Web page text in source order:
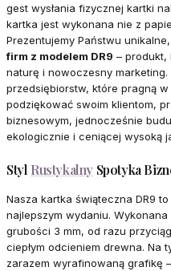
gest wysłania fizycznej kartki
kartka jest wykonana nie z
Prezentujemy Państwu unikalne,
firm z modelem DR9 – produkt,
naturę i nowoczesny
przedsiębiorstw, które pragną
podziękować swoim klientom,
biznesowym, jednocześnie
ekologicznie i ceniącej wysoką
Styl Rustykalny Spotyka
Nasza kartka świąteczna DR9
najlepszym wydaniu.
grubości 3 mm, od razu
ciepłym odcieniem drewna. Na
zarazem wyrafinowaną grafikę –